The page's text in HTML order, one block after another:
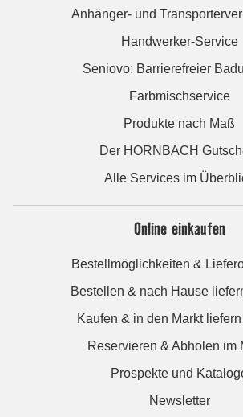
Anhänger- und
Handwerker-Service
Seniovo: Barrierefreier
Farbmischservice
Produkte nach Maß
Der HORNBACH
Alle Services im
Online einkaufen
Bestellmöglichkeiten &
Bestellen & nach Hause
Kaufen & in den Markt
Reservieren & Abholen im
Prospekte und
Newsletter